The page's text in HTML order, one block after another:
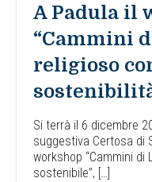
A Padula il
“Cammini
religioso
Si terrà il 6 dicembre
suggestiva Certosa di
workshop “Cammini
sostenibile”, […]